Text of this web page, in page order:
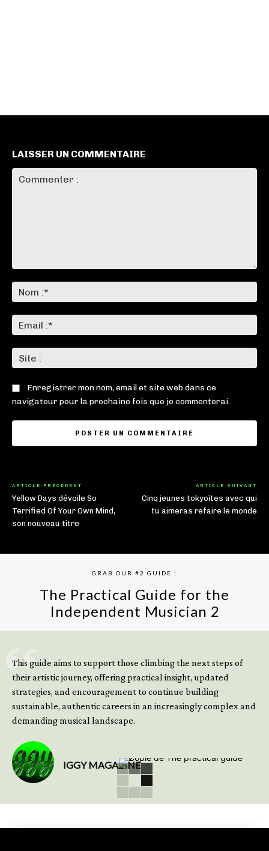
LAISSER UN COMMENTAIRE
:*
:*
:
Enregistrer mon nom, email et site web dans ce
navigateur pour la prochaine fois que je commenterai.
ARTICLE PRÉCÉDENT
Yellow Days dévoile So
Terrified Of Your Own Mind,
son nouveau titre
ARTICLE SUIVANT
Cinq jeunes tokyoïtes avec qui
tu aimeras refaire le monde
GRAB OUR #2 GUIDE :
The Practical Guide for the
Independent Musician 2
This guide aims to support those climbing the next steps of
their artistic journey, offering practical insight, updated
strategies, and encouragement to continue building
sustainable, authentic careers in an increasingly complex and
demanding musical landscape.
IGGY MAGAZINE